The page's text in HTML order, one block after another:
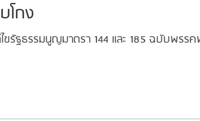
โกง
รัฐธรรมนูญมาตรา 144 และ 185 ฉบับพรร